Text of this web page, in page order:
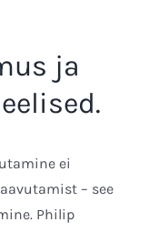
ja
ei
– see
Philip